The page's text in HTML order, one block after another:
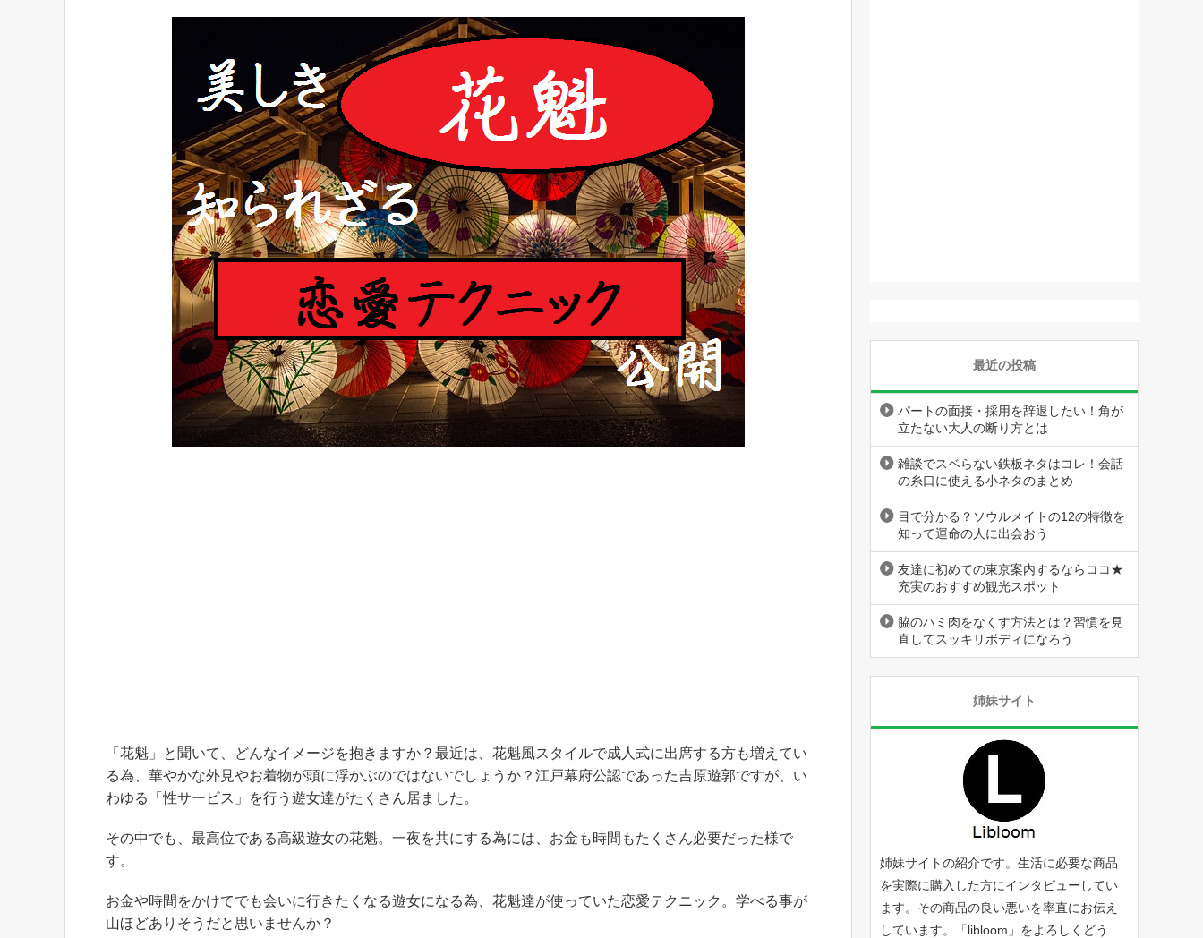
「花魁」と聞いて、どんなイメージを抱きますか？最近は、花魁風スタイルで成人式に出席する方も増えてい
る為、華やかな外見やお着物が頭に浮かぶのではないでしょうか？江戸幕府公認であった吉原遊郭ですが、い
わゆる「性サービス」を行う遊女達がたくさん居ました。
その中でも、最高位である高級遊女の花魁。一夜を共にする為には、お金も時間もたくさん必要だった様で
す。
お金や時間をかけてでも会いに行きたくなる遊女になる為、花魁達が使っていた恋愛テクニック。学べる事が
山ほどありそうだと思いませんか？
最近の投稿
パートの面接・採用を辞退したい！角が
立たない大人の断り方とは
雑談でスベらない鉄板ネタはコレ！会話
の糸口に使える小ネタのまとめ
目で分かる？ソウルメイトの12の特徴を
知って運命の人に出会おう
友達に初めての東京案内するならココ★
充実のおすすめ観光スポット
脇のハミ肉をなくす方法とは？習慣を見
直してスッキリボディになろう
姉妹サイト
姉妹サイトの紹介です。生活に必要な商品
を実際に購入した方にインタビューしてい
ます。その商品の良い悪いを率直にお伝え
しています。「libloom 」をよろしくどう